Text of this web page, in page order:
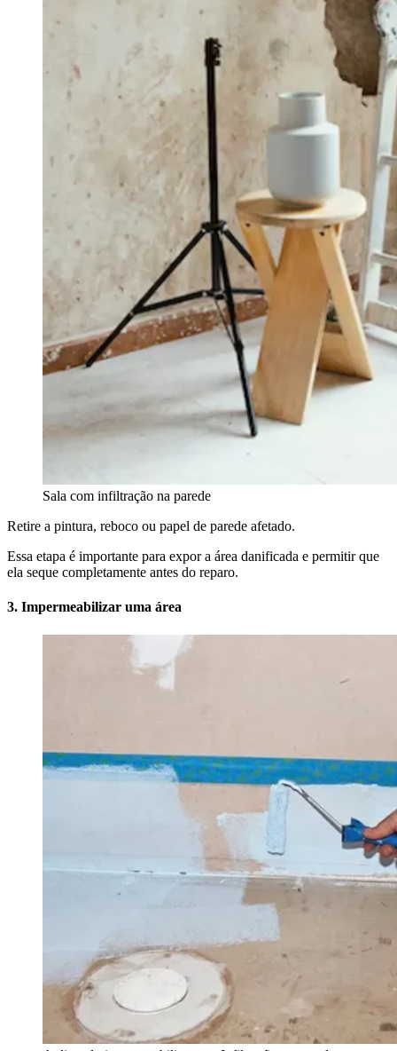
Sala com infiltração na parede
Retire a pintura, reboco ou papel de parede afetado.
Essa etapa é importante para expor a área danificada e permitir que
ela seque completamente antes do reparo.
3. Impermeabilizar uma área